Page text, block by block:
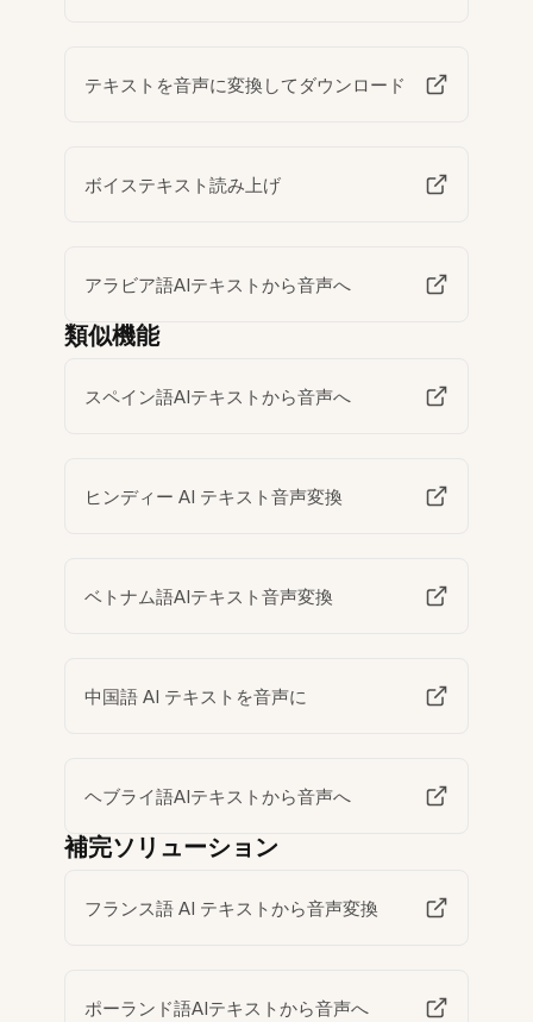
テキストを音声に変換してダウンロード
ボイステキスト読み上げ
アラビア語AIテキストから音声へ
類似機能
スペイン語AIテキストから音声へ
ヒンディー AI テキスト音声変換
ベトナム語AIテキスト音声変換
中国語 AI テキストを音声に
ヘブライ語AIテキストから音声へ
補完ソリューション
フランス語 AI テキストから音声変換
ポーランド語AIテキストから音声へ